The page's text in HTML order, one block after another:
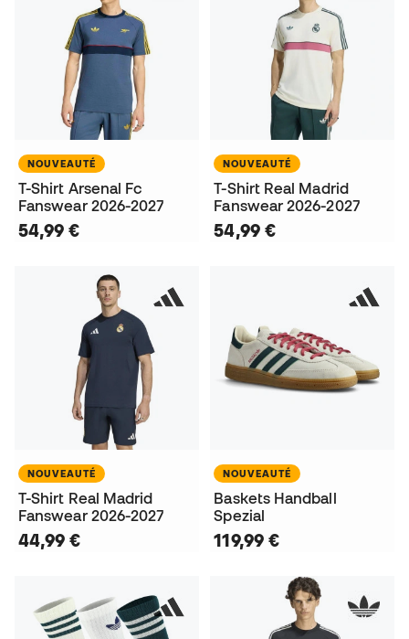
NOUVEAUTÉ
T-Shirt Arsenal Fc
Fanswear 2026-2027
54,99 €
NOUVEAUTÉ
T-Shirt Real Madrid
Fanswear 2026-2027
54,99 €
NOUVEAUTÉ
T-Shirt Real Madrid
Fanswear 2026-2027
44,99 €
NOUVEAUTÉ
Baskets Handball
Spezial
119,99 €